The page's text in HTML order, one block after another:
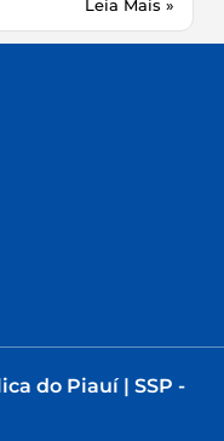
Leia Mais »
do Piauí | SSP -